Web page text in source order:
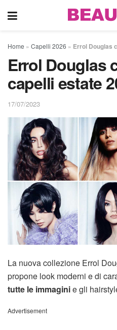
Home » Capelli 2026 » Errol Douglas
Errol Douglas
capelli estate
17/07/2023
La nuova collezione Errol
propone look moderni e di
tutte le immaginie gli
Advertisement